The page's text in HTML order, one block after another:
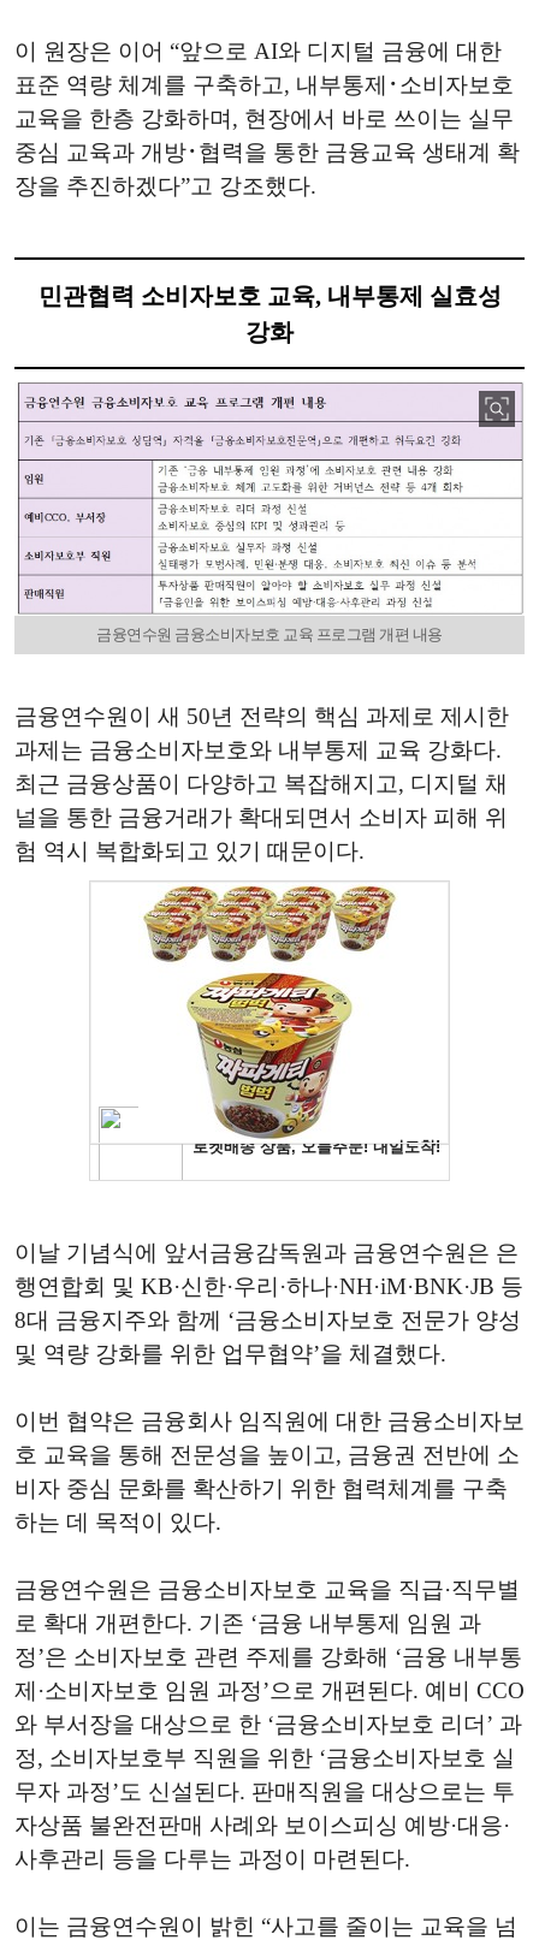
이 원장은 이어 “앞으로 AI와 디지털 금융에 대한
표준 역량 체계를 구축하고, 내부통제･소비자보호
교육을 한층 강화하며, 현장에서 바로 쓰이는 실무
중심 교육과 개방･협력을 통한 금융교육 생태계 확
장을 추진하겠다”고 강조했다.
민관협력 소비자보호 교육, 내부통제 실효성
강화
금융연수원 금융소비자보호 교육 프로그램 개편 내용
금융연수원이 새 50년 전략의 핵심 과제로 제시한
과제는 금융소비자보호와 내부통제 교육 강화다.
최근 금융상품이 다양하고 복잡해지고, 디지털 채
널을 통한 금융거래가 확대되면서 소비자 피해 위
험 역시 복합화되고 있기 때문이다.
이날 기념식에 앞서금융감독원과 금융연수원은 은
행연합회 및 KB·신한·우리·하나·NH·iM·BNK·JB 등
8대 금융지주와 함께 ‘금융소비자보호 전문가 양성
및 역량 강화를 위한 업무협약’을 체결했다.
이번 협약은 금융회사 임직원에 대한 금융소비자보
호 교육을 통해 전문성을 높이고, 금융권 전반에 소
비자 중심 문화를 확산하기 위한 협력체계를 구축
하는 데 목적이 있다.
금융연수원은 금융소비자보호 교육을 직급·직무별
로 확대 개편한다. 기존 ‘금융 내부통제 임원 과
정’은 소비자보호 관련 주제를 강화해 ‘금융 내부통
제·소비자보호 임원 과정’으로 개편된다. 예비 CCO
와 부서장을 대상으로 한 ‘금융소비자보호 리더’ 과
정, 소비자보호부 직원을 위한 ‘금융소비자보호 실
무자 과정’도 신설된다. 판매직원을 대상으로는 투
자상품 불완전판매 사례와 보이스피싱 예방·대응·
사후관리 등을 다루는 과정이 마련된다.
이는 금융연수원이 밝힌 “사고를 줄이는 교육을 넘